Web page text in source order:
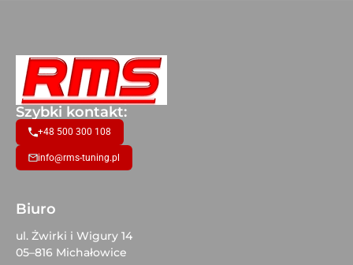
Szybki kontakt:
+48 500 300 108
info@rms-tuning.pl
Biuro
ul. Żwirki i Wigury 14
05–816 Michałowice